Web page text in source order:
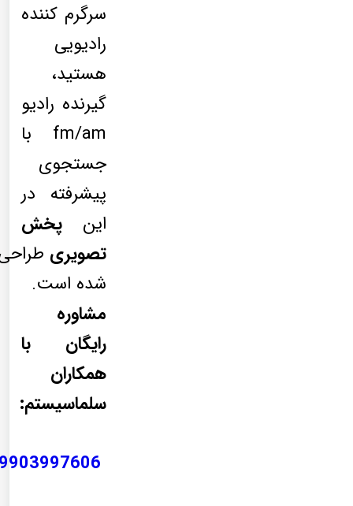
سرگرم کننده
رادیویی
هستید،
گیرنده رادیو
fm/am با
جستجوی
پیشرفته در
این پخش
تصویری
شده است.
مشاوره
رایگان با
همکاران
سلماسیستم: